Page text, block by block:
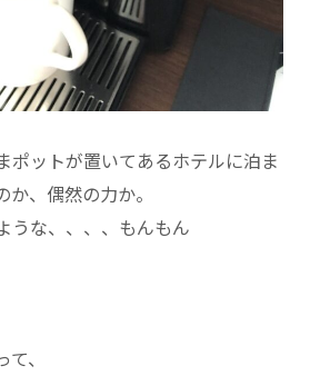
ポットが置いてあるホテルに泊ま
、偶然の力か。
うな、、、、もんもん
、